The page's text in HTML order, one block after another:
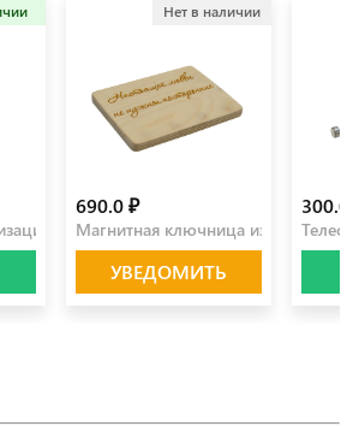
магнитных полей
Нет в наличии
690.0 ₽
Магнитная ключница из дерева
УВЕДОМИТЬ
300.0